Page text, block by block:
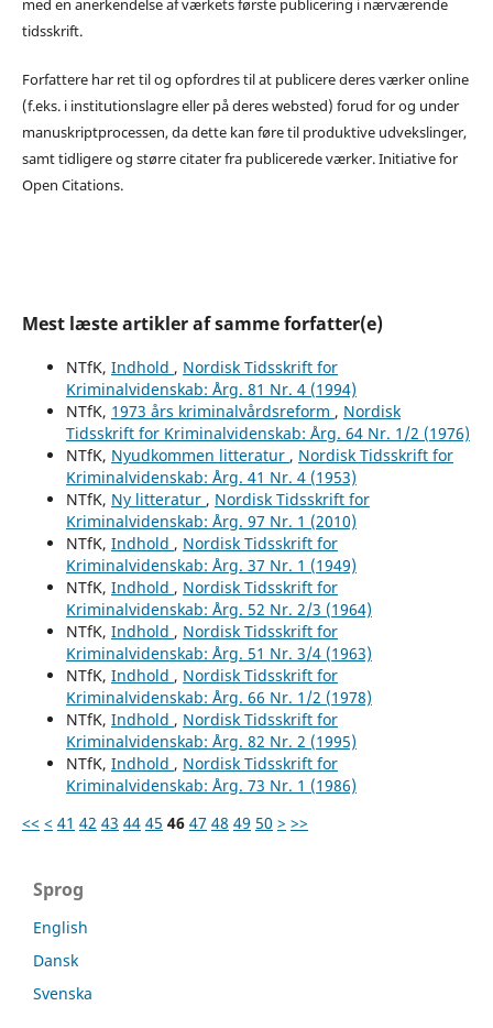
med en anerkendelse af værkets første publicering i nærværende
tidsskrift.
Forfattere har ret til og opfordres til at publicere deres værker online
(f.eks. i institutionslagre eller på deres websted) forud for og under
manuskriptprocessen, da dette kan føre til produktive udvekslinger,
samt tidligere og større citater fra publicerede værker. Initiative for
Open Citations.
Mest læste artikler af samme forfatter(e)
NTfK, Indhold , Nordisk Tidsskrift for
Kriminalvidenskab: Årg. 81 Nr. 4 (1994)
NTfK, 1973 års kriminalvårdsreform , Nordisk
Tidsskrift for Kriminalvidenskab: Årg. 64 Nr. 1/2 (1976)
NTfK, Nyudkommen litteratur , Nordisk Tidsskrift for
Kriminalvidenskab: Årg. 41 Nr. 4 (1953)
NTfK, Ny litteratur , Nordisk Tidsskrift for
Kriminalvidenskab: Årg. 97 Nr. 1 (2010)
NTfK, Indhold , Nordisk Tidsskrift for
Kriminalvidenskab: Årg. 37 Nr. 1 (1949)
NTfK, Indhold , Nordisk Tidsskrift for
Kriminalvidenskab: Årg. 52 Nr. 2/3 (1964)
NTfK, Indhold , Nordisk Tidsskrift for
Kriminalvidenskab: Årg. 51 Nr. 3/4 (1963)
NTfK, Indhold , Nordisk Tidsskrift for
Kriminalvidenskab: Årg. 66 Nr. 1/2 (1978)
NTfK, Indhold , Nordisk Tidsskrift for
Kriminalvidenskab: Årg. 82 Nr. 2 (1995)
NTfK, Indhold , Nordisk Tidsskrift for
Kriminalvidenskab: Årg. 73 Nr. 1 (1986)
<< < 41 42 43 44 45 46 47 48 49 50 > >>
Sprog
English
Dansk
Svenska